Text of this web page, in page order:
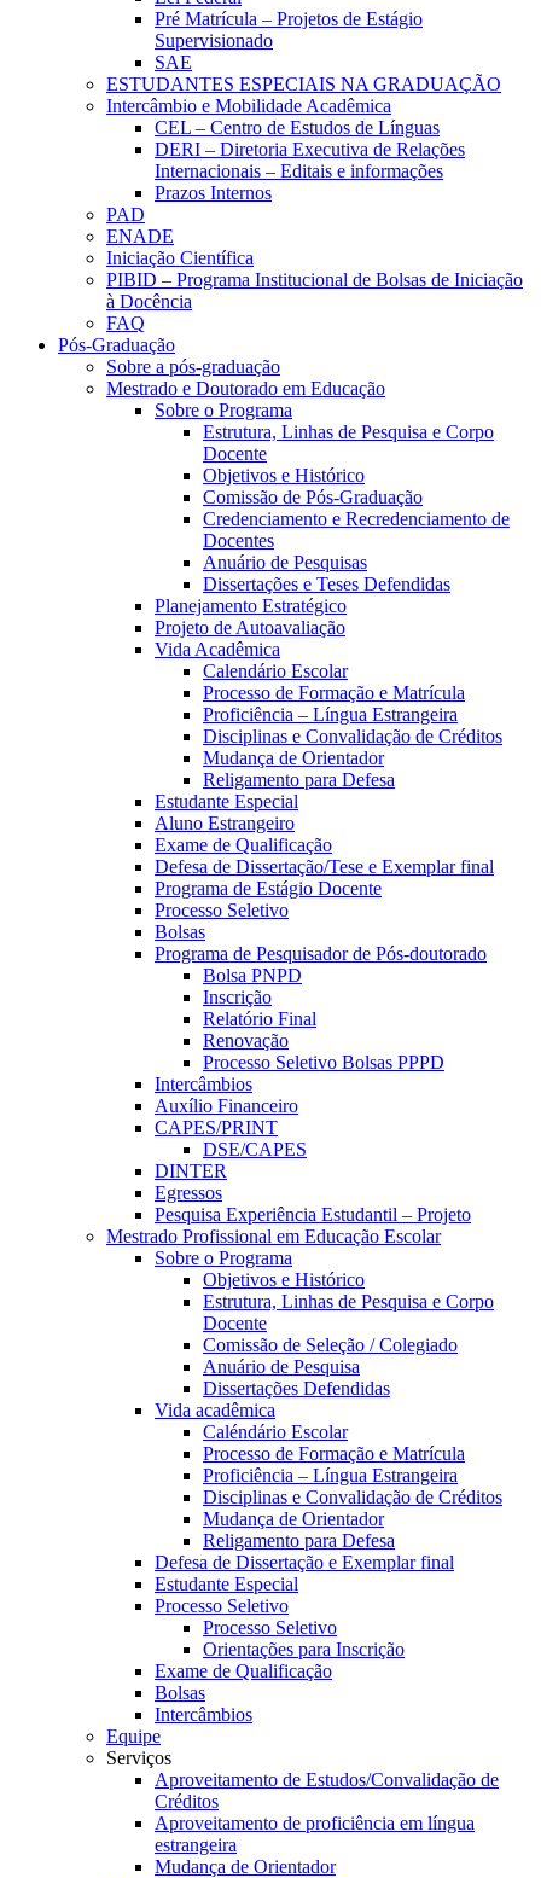
Pré Matrícula – Projetos de Estágio
Supervisionado
SAE
ESTUDANTES ESPECIAIS NA GRADUAÇÃO
Intercâmbio e Mobilidade Acadêmica
CEL – Centro de Estudos de Línguas
DERI – Diretoria Executiva de Relações
Internacionais – Editais e informações
Prazos Internos
PAD
ENADE
Iniciação Científica
PIBID – Programa Institucional de Bolsas de Iniciação
à Docência
FAQ
Pós-Graduação
Sobre a pós-graduação
Mestrado e Doutorado em Educação
Sobre o Programa
Estrutura, Linhas de Pesquisa e Corpo
Docente
Objetivos e Histórico
Comissão de Pós-Graduação
Credenciamento e Recredenciamento de
Docentes
Anuário de Pesquisas
Dissertações e Teses Defendidas
Planejamento Estratégico
Projeto de Autoavaliação
Vida Acadêmica
Calendário Escolar
Processo de Formação e Matrícula
Proficiência – Língua Estrangeira
Disciplinas e Convalidação de Créditos
Mudança de Orientador
Religamento para Defesa
Estudante Especial
Aluno Estrangeiro
Exame de Qualificação
Defesa de Dissertação/Tese e Exemplar final
Programa de Estágio Docente
Processo Seletivo
Bolsas
Programa de Pesquisador de Pós-doutorado
Bolsa PNPD
Inscrição
Relatório Final
Renovação
Processo Seletivo Bolsas PPPD
Intercâmbios
Auxílio Financeiro
CAPES/PRINT
DSE/CAPES
DINTER
Egressos
Pesquisa Experiência Estudantil – Projeto
Mestrado Profissional em Educação Escolar
Sobre o Programa
Objetivos e Histórico
Estrutura, Linhas de Pesquisa e Corpo
Docente
Comissão de Seleção / Colegiado
Anuário de Pesquisa
Dissertações Defendidas
Vida acadêmica
Caléndário Escolar
Processo de Formação e Matrícula
Proficiência – Língua Estrangeira
Disciplinas e Convalidação de Créditos
Mudança de Orientador
Religamento para Defesa
Defesa de Dissertação e Exemplar final
Estudante Especial
Processo Seletivo
Processo Seletivo
Orientações para Inscrição
Exame de Qualificação
Bolsas
Intercâmbios
Equipe
Serviços
Aproveitamento de Estudos/Convalidação de
Créditos
Aproveitamento de proficiência em língua
estrangeira
Mudança de Orientador